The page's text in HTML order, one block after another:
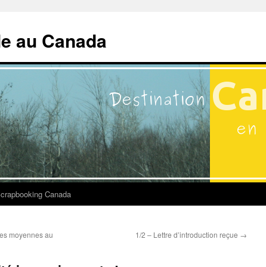
au Canada
Canada
moyennes au
1/2 – Lettre d’introduction reçue →